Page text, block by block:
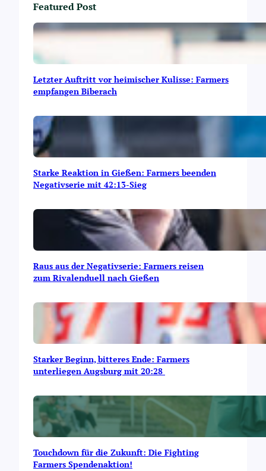
Featured Post
Letzter Auftritt vor heimischer Kulisse: Farmers
empfangen Biberach
Starke Reaktion in Gießen: Farmers beenden
Negativserie mit 42:13-Sieg
Raus aus der Negativserie: Farmers reisen
zum Rivalenduell nach Gießen
Starker Beginn, bitteres Ende: Farmers
unterliegen Augsburg mit 20:28
Touchdown für die Zukunft: Die Fighting
Farmers Spendenaktion!